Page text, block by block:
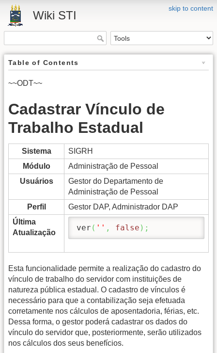
skip to content
Wiki STI
Table of Contents
~~ODT~~
Cadastrar Vínculo de
Trabalho Estadual
Sistema
SIGRH
Módulo
Administração de Pessoal
Usuários
Gestor do Departamento de
Administração de Pessoal
Perfil
Gestor DAP, Administrador DAP
Última
Atualização
ver ( '' , false ) ;
Esta funcionalidade permite a realização do cadastro do
vínculo de trabalho do servidor com instituições de
natureza pública estadual. O cadastro de vínculos é
necessário para que a contabilização seja efetuada
corretamente nos cálculos de aposentadoria, férias, etc.
Dessa forma, o gestor poderá cadastrar os dados do
vínculo do servidor que, posteriormente, serão utilizados
nos cálculos dos seus benefícios.